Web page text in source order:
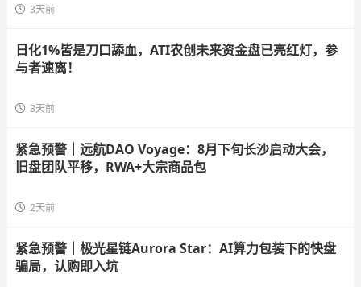
3天前
日化1%皆是刀口舔血，ATI农创未来资金盘已亮红灯，参
与者速离！
3天前
紧急预警｜远航DAO Voyage：8月下旬长沙启动大会，
旧盘团队平移，RWA+大宗商品包
2天前
紧急预警｜极光星链Aurora Star：AI算力包装下的快盘
骗局，认购即入坑